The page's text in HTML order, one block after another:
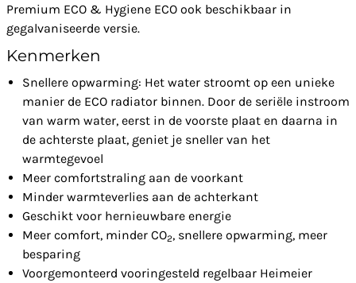
Premium ECO & Hygiene ECO ook beschikbaar in
gegalvaniseerde versie.
Kenmerken
Snellere opwarming: Het water stroomt op een unieke
manier de ECO radiator binnen. Door de seriële instroom
van warm water, eerst in de voorste plaat en daarna in
de achterste plaat, geniet je sneller van het
warmtegevoel
Meer comfortstraling aan de voorkant
Minder warmteverlies aan de achterkant
Geschikt voor hernieuwbare energie
Meer comfort, minder CO2, snellere opwarming, meer
besparing
Voorgemonteerd vooringesteld regelbaar Heimeier